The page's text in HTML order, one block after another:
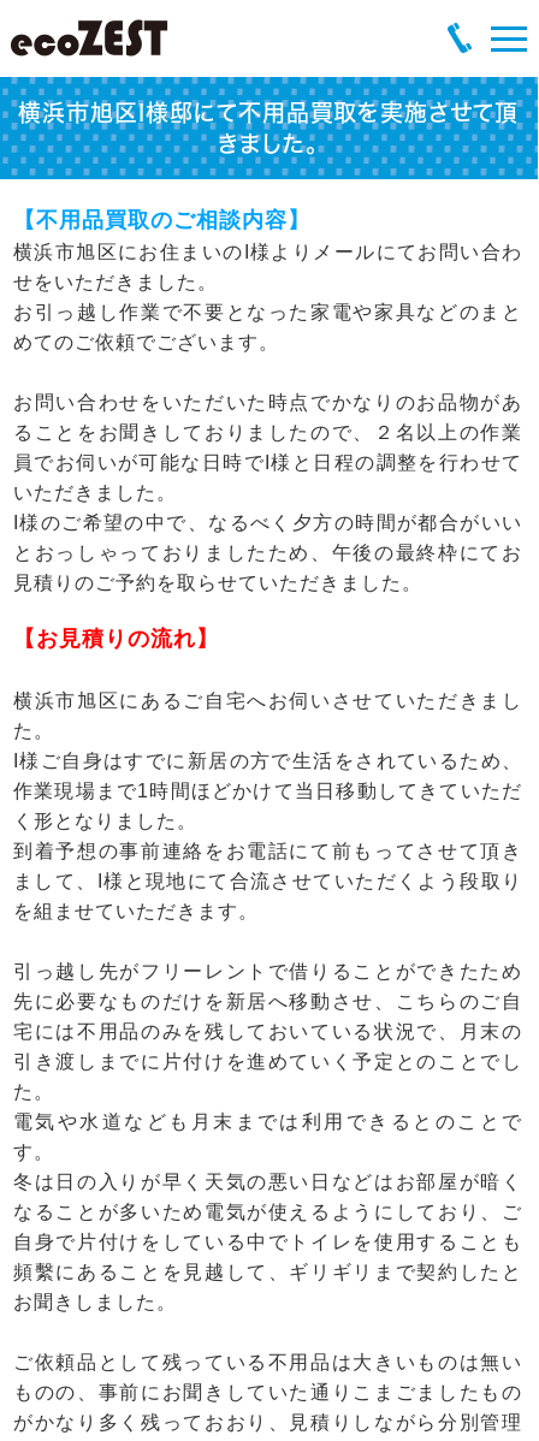
横浜市旭区I様邸にて不用品買取を実施させて頂
きました。
【不用品買取のご相談内容】
横浜市旭区にお住まいのI様よりメールにてお問い合わ
せをいただきました。
お引っ越し作業で不要となった家電や家具などのまと
めてのご依頼でございます。
お問い合わせをいただいた時点でかなりのお品物があ
ることをお聞きしておりましたので、２名以上の作業
員でお伺いが可能な日時でI様と日程の調整を行わせて
いただきました。
I様のご希望の中で、なるべく夕方の時間が都合がいい
とおっしゃっておりましたため、午後の最終枠にてお
見積りのご予約を取らせていただきました。
【お見積りの流れ】
横浜市旭区にあるご自宅へお伺いさせていただきまし
た。
I様ご自身はすでに新居の方で生活をされているため、
作業現場まで1時間ほどかけて当日移動してきていただ
く形となりました。
到着予想の事前連絡をお電話にて前もってさせて頂き
まして、I様と現地にて合流させていただくよう段取り
を組ませていただきます。
引っ越し先がフリーレントで借りることができたため
先に必要なものだけを新居へ移動させ、こちらのご自
宅には不用品のみを残しておいている状況で、月末の
引き渡しまでに片付けを進めていく予定とのことでし
た。
電気や水道なども月末までは利用できるとのことで
す。
冬は日の入りが早く天気の悪い日などはお部屋が暗く
なることが多いため電気が使えるようにしており、ご
自身で片付けをしている中でトイレを使用することも
頻繫にあることを見越して、ギリギリまで契約したと
お聞きしました。
ご依頼品として残っている不用品は大きいものは無い
ものの、事前にお聞きしていた通りこまごましたもの
がかなり多く残っておおり、見積りしながら分別管理